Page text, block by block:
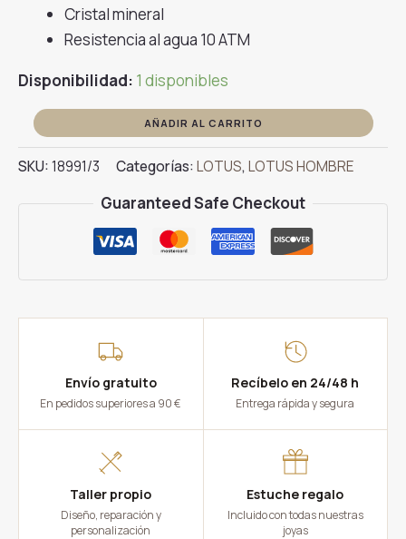
Cristal mineral
Resistencia al agua 10 ATM
Disponibilidad: 1 disponibles
RELOJ
LOTUS
CHRONO
AÑADIR AL CARRITO
SKU:18991/3 Categorías:LOTUS,LOTUS HOMBRE
Guaranteed Safe Checkout
Envío gratuito
En pedidos superiores a 90 €
Recíbelo en 24/48 h
Entrega rápida y segura
Taller propio
Diseño, reparación y
personalización
Estuche regalo
Incluido con todas nuestras
joyas